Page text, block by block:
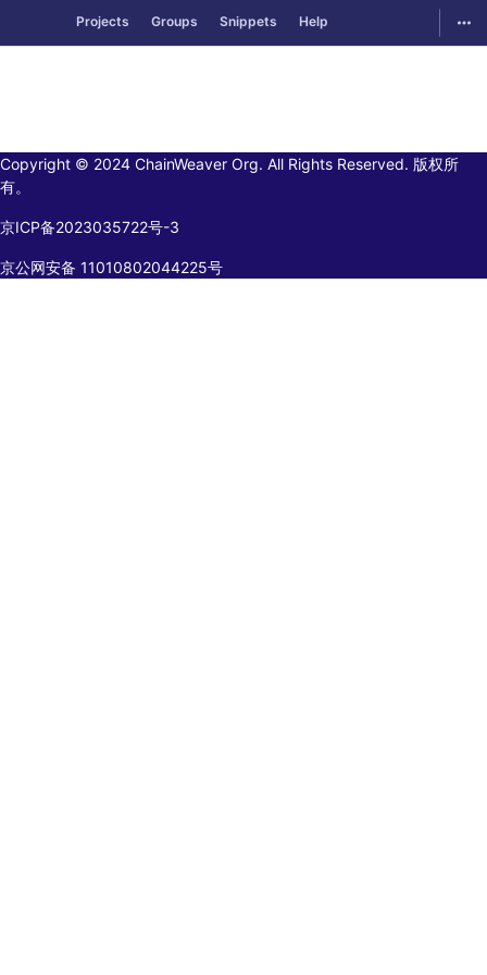
Skip to content
Projects Groups Snippets Help
Copyright © 2024 ChainWeaver Org. All Rights Reserved. 版权所
有。
京ICP备2023035722号-3
京公网安备 11010802044225号